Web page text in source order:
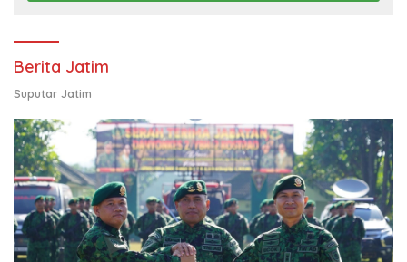
Berita Jatim
Suputar Jatim